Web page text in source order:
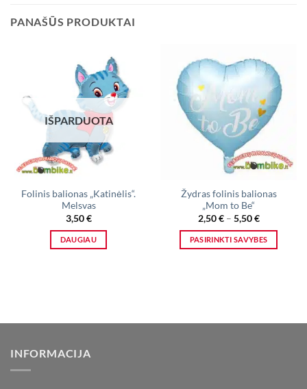
PANAŠŪS PRODUKTAI
IŠPARDUOTA
Folinis balionas „Katinėlis“.
Melsvas
3,50€
DAUGIAU
Žydras folinis balionas
„Mom to Be“
2,50€ – 5,50€Price
2,50 €
through
5,50 €
PASIRINKTI SAVYBES
INFORMACIJA